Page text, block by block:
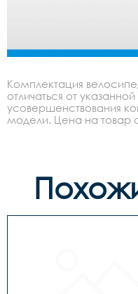
Комплектация
отличаться от
усовершенствования
модели. Цена на товар